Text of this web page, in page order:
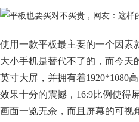
使用一款平板最主要的一个因素
大小手机是替代不了的，而今天
英寸大屏，并拥有着1920*1080
效果十分的震撼，16:9比例使得
画面一览无余，而且屏幕的可视